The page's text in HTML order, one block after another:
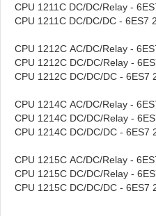
CPU 1211C DC/DC/Relay -
CPU 1211C DC/DC/DC - 6ES7
CPU 1212C AC/DC/Relay -
CPU 1212C DC/DC/Relay -
CPU 1212C DC/DC/DC - 6ES7
CPU 1214C AC/DC/Relay -
CPU 1214C DC/DC/Relay -
CPU 1214C DC/DC/DC - 6ES7
CPU 1215C AC/DC/Relay -
CPU 1215C DC/DC/Relay -
CPU 1215C DC/DC/DC - 6ES7